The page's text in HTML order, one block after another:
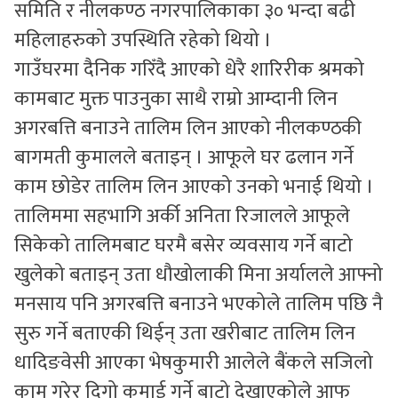
समिति र नीलकण्ठ नगरपालिकाका ३० भन्दा बढी
महिलाहरुको उपस्थिति रहेको थियो ।
गाउँघरमा दैनिक गरिँदै आएको धेरै शारिरीक श्रमको
कामबाट मुक्त पाउनुका साथै राम्रो आम्दानी लिन
अगरबत्ति बनाउने तालिम लिन आएको नीलकण्ठकी
बागमती कुमालले बताइन् । आफूले घर ढलान गर्ने
काम छोडेर तालिम लिन आएको उनको भनाई थियो ।
तालिममा सहभागि अर्की अनिता रिजालले आफूले
सिकेको तालिमबाट घरमै बसेर व्यवसाय गर्ने बाटो
खुलेको बताइन् उता धौखोलाकी मिना अर्यालले आफ्नो
मनसाय पनि अगरबत्ति बनाउने भएकोले तालिम पछि नै
सुरु गर्ने बताएकी थिईन् उता खरीबाट तालिम लिन
धादिङवेसी आएका भेषकुमारी आलेले बैंकले सजिलो